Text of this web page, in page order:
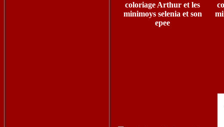
coloriage Arthur et les
minimoys selenia et son
epee